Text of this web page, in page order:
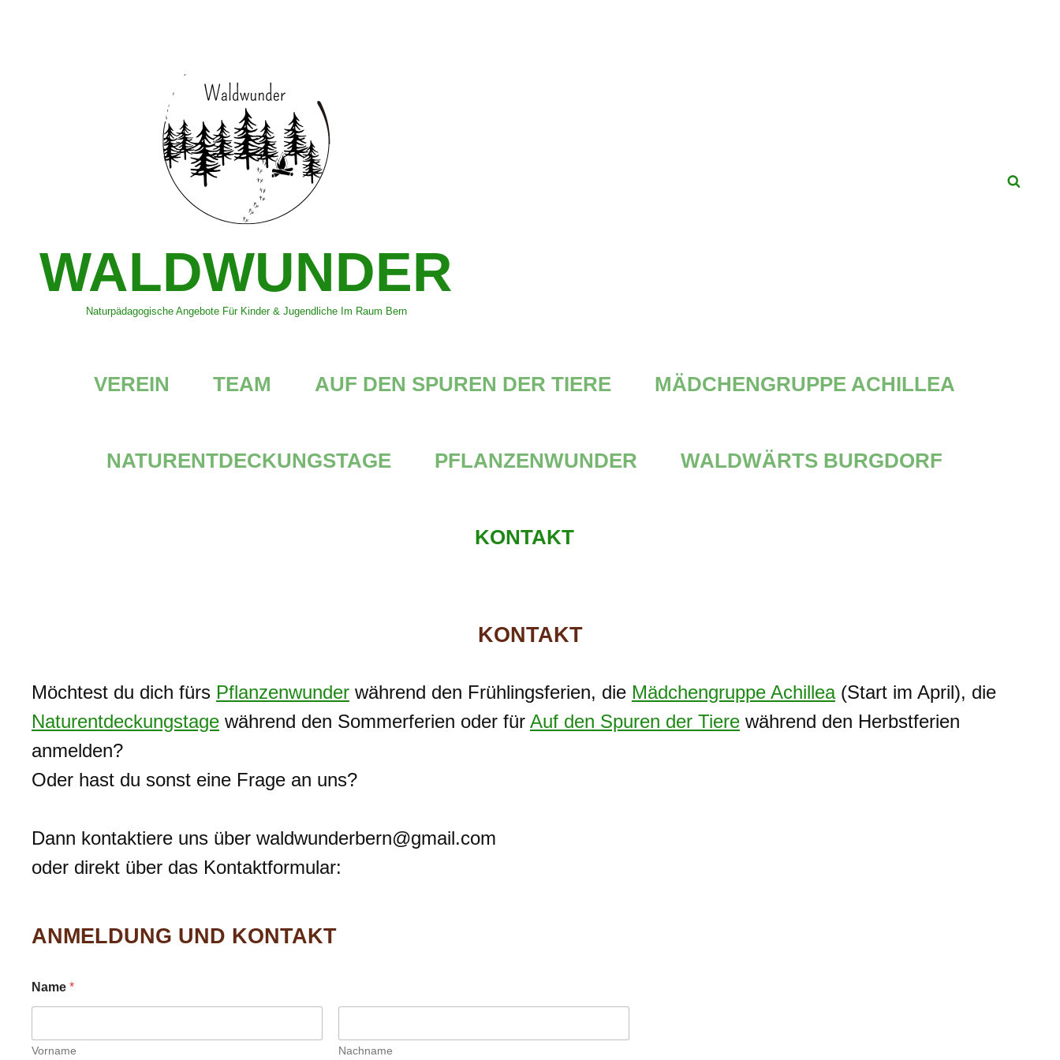
WALDWUNDER
Naturpädagogische Angebote Für Kinder & Jugendliche Im Raum Bern
VEREIN TEAM AUF DEN SPUREN DER TIERE MÄDCHENGRUPPE ACHILLEA
NATURENTDECKUNGSTAGE PFLANZENWUNDER WALDWÄRTS BURGDORF
KONTAKT
KONTAKT
Möchtest du dich fürs Pflanzenwunder während den Frühlingsferien, die Mädchengruppe Achillea(Start im April), die
Naturentdeckungstage während den Sommerferien oder für Auf den Spuren der Tiere während den Herbstferien
anmelden?
Oder hast du sonst eine Frage an uns?
Dann kontaktiere uns über waldwunderbern@gmail.com
oder direkt über das Kontaktformular:
ANMELDUNG UND KONTAKT
Name *
Vorname Nachname